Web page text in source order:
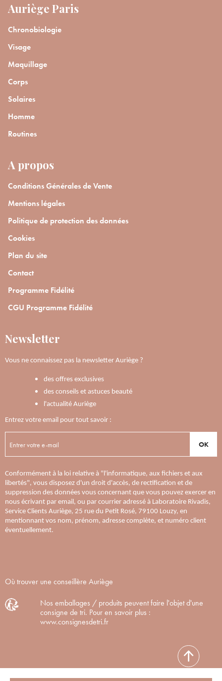
Auriège Paris
Chronobiologie
Visage
Maquillage
Corps
Solaires
Homme
Routines
A propos
Conditions Générales de Vente
Mentions légales
Politique de protection des données
Cookies
Plan du site
Contact
Programme Fidélité
CGU Programme Fidélité
Newsletter
Vous ne connaissez pas la newsletter Auriège ?
des offres exclusives
des conseils et astuces beauté
l'actualité Auriège
Entrez votre email pour tout savoir :
OK
Conformément à la loi relative à "l'informatique, aux fichiers et aux
libertés", vous disposez d'un droit d'accès, de rectification et de
suppression des données vous concernant que vous pouvez exercer en
nous écrivant par email, ou par courrier adressé à Laboratoire Rivadis,
Service Clients Auriège, 25 rue du Petit Rosé, 79100 Louzy, en
mentionnant vos nom, prénom, adresse complète, et numéro client
éventuellement.
Où trouver une conseillère Auriège
Nos emballages / produits peuvent faire l'objet d'une
consigne de tri. Pour en savoir plus :
www.consignesdetri.fr